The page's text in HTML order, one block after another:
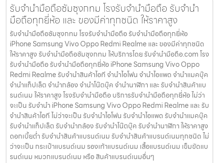
รับจำนำมือถือซัมซุงกทม โรงรับจำนำมือถือ รับจำนำ
มือถือทุกยี่ห้อ และ ของมีค่าทุกชนิด ให้ราคาสูง
รับจำนำมือถือซัมซุงกทม โรงรับจำนำมือถือ รับจำนำมือถือทุกยี่ห้อ
iPhone Samsung Vivo Oppo Redmi Realme และ ของมีค่าทุกชนิด
ให้ราคาสูง รับจำนำมือถือซัมซุงกทม ให้บริการโดย รับจํานํามือถือ.com โรง
รับจำนำมือถือ รับจำนำมือถือทุกยี่ห้อ iPhone Samsung Vivo Oppo
Redmi Realme รับจำนำสินค้าไอที จำนำไอโฟน จำนำไอแพด จำนำแมคบุ๊ค
จำนำแท็ปเล็ต จำนำกล้อง จำนำโน๊ตบุ๊ค จำนำนาฬิกา และ รับจำนำสินค้าแบ
รนด์เนม ให้ราคาสูง โรงรับจำนำมือถือ บริการรับจำนำมือถือทุกยี่ห้อ ไม่ว่า
จะเป็น รับจำนำ iPhone Samsung Vivo Oppo Redmi Realme และ รับ
จำนำสินค้าไอที ไม่ว่าจะเป็น รับจำนำไอโฟน รับจำนำไอแพด รับจำนำแมคบุ๊ค
รับจำนำแท็ปเล็ต รับจำนำกล้อง รับจำนำโน๊ตบุ๊ค รับจำนำนาฬิกา ให้ราคาสูง
ดอกเบี้ยต่ำ รับจำนำสินค้าแบรนด์เนม รับจำนำสินค้าแบรนด์เนมทุกชนิด ไม่
ว่าจะเป็น กระเป๋าแบรนด์เนม รองเท้าแบรนด์เนม เสื้อแบรนด์เนม เข็มขัดแบ
รนด์เนม หมวกแบรนด์เนม หรือ สินค้าแบรนด์เนมอื่นๆ